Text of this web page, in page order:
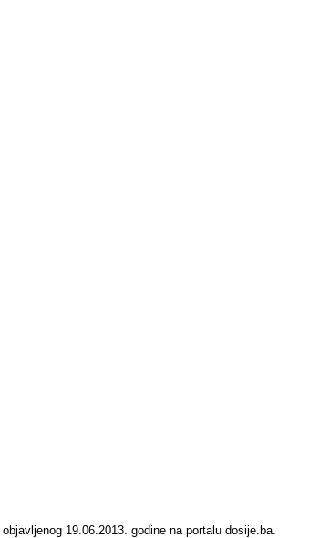
objavljenog 19.06.2013. godine na portalu dosije.ba.